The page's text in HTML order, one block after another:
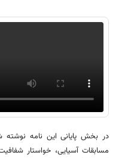
در بخش پایانی این نامه نوشته
مسابقات آسیایی، خواستار